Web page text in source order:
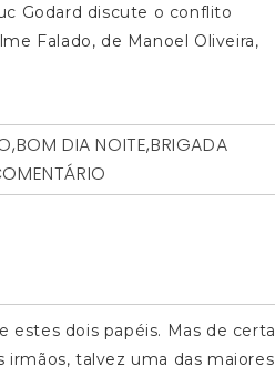
Godard discute o conflito
Falado, de Manoel Oliveira,
,BOM DIA NOITE,BRIGADA
estes dois papéis. Mas de certa
talvez uma das maiores